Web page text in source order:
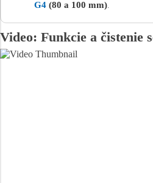
G4(80 a 100 mm).
Video: Funkcie a čistenie